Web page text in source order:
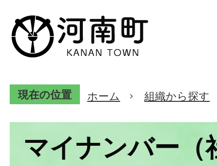
現在の位置 ホーム 組織から探す
マイナンバー（